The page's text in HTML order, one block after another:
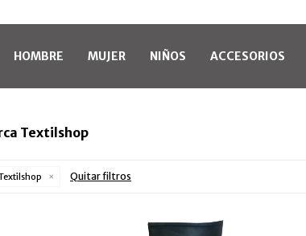
HOMBRE MUJER NIÑOS ACCESORIOS
Textilshop
Quitar filtros